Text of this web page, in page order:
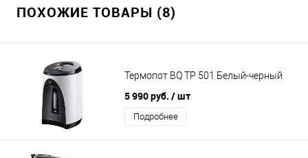
ПОХОЖИЕ ТОВАРЫ (8)
Термопот BQ TP 501 Белый-черный
5 990 руб. / шт
Подробнее